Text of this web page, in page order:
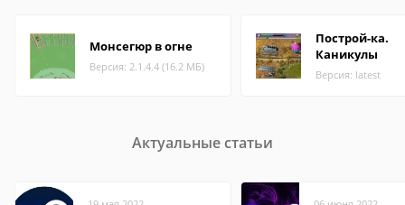
Монсегюр в огне
Версия: 2.1.4.4 (16.2 МБ)
Построй-ка.
Каникулы
Версия: latest
Актуальные статьи